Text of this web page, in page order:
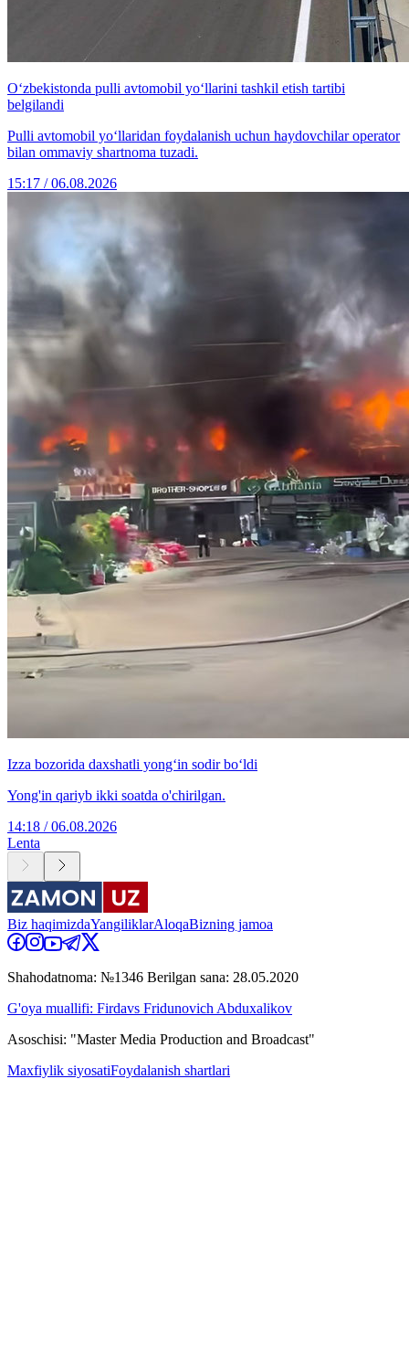
O‘zbekistonda pulli avtomobil yo‘llarini tashkil etish tartibi
belgilandi
Pulli avtomobil yo‘llaridan foydalanish uchun haydovchilar operator
bilan ommaviy shartnoma tuzadi.
15:17 / 06.08.2026
Izza bozorida daxshatli yong‘in sodir bo‘ldi
Yong'in qariyb ikki soatda o'chirilgan.
14:18 / 06.08.2026
Lenta
Biz haqimizdaYangiliklarAloqaBizning jamoa
Shahodatnoma: №1346 Berilgan sana: 28.05.2020
G'oya muallifi: Firdavs Fridunovich Abduxalikov
Asoschisi: "Master Media Production and Broadcast"
Maxfiylik siyosatiFoydalanish shartlari